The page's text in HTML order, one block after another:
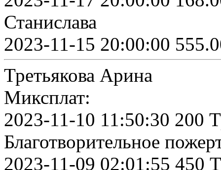
Станислава
2023-11-15 20:00:00
Третьякова Арина
Миксплат:
2023-11-10 11:50:30 200
Благотворительное
2023-11-09 02:01:55 450